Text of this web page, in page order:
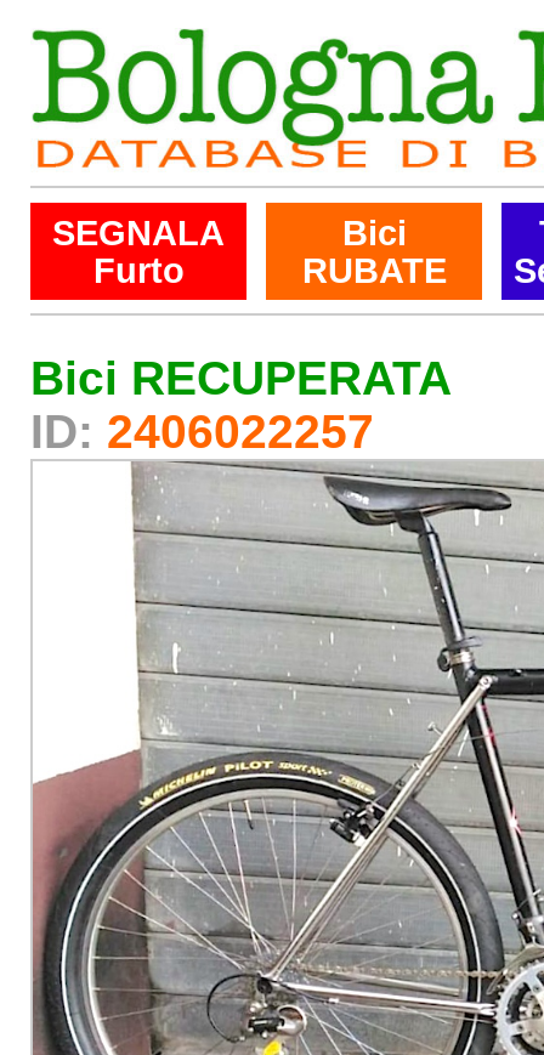
SEGNALA
Furto
Bici
RUBATE
Bici RECUPERATA
ID: 2406022257